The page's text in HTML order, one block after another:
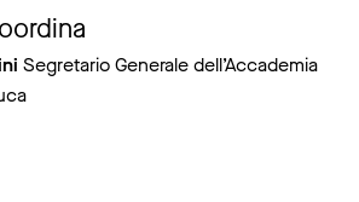
Segretario Generale dell’Accademia